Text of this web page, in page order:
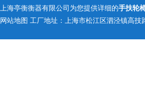
上海亭衡衡器有限公司为您提供详细的手扶轮
网站地图 工厂地址：上海市松江区泗泾镇高技